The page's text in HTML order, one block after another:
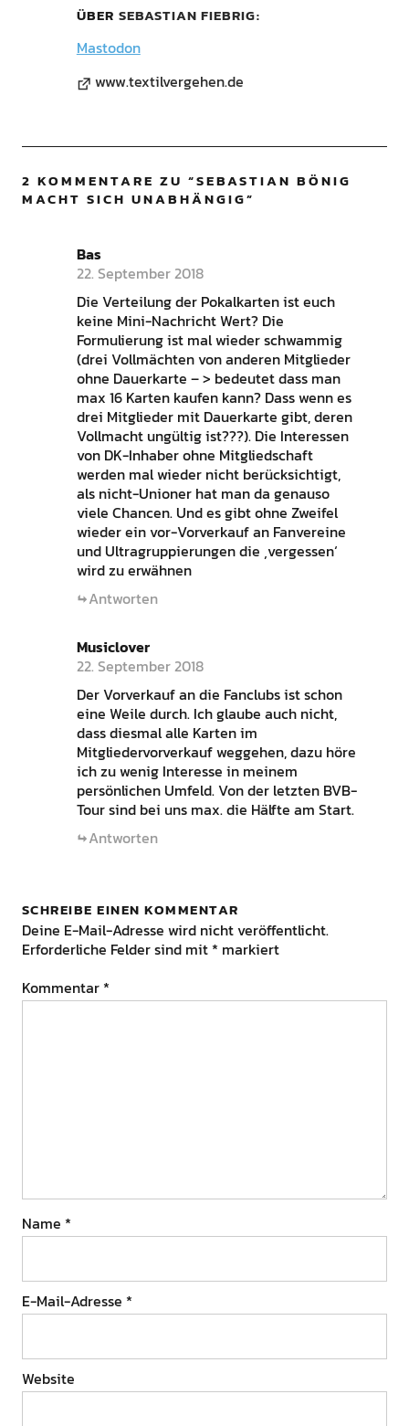
ÜBER SEBASTIAN FIEBRIG
Mastodon
www.textilvergehen.de
2 KOMMENTARE ZU “SEBASTIAN BÖNIG
MACHT SICH UNABHÄNGIG”
Bas
22. September 2018
Die Verteilung der Pokalkarten ist euch
keine Mini-Nachricht Wert? Die
Formulierung ist mal wieder schwammig
(drei Vollmächten von anderen Mitglieder
ohne Dauerkarte – > bedeutet dass man
max 16 Karten kaufen kann? Dass wenn es
drei Mitglieder mit Dauerkarte gibt, deren
Vollmacht ungültig ist???). Die Interessen
von DK-Inhaber ohne Mitgliedschaft
werden mal wieder nicht berücksichtigt,
als nicht-Unioner hat man da genauso
viele Chancen. Und es gibt ohne Zweifel
wieder ein vor-Vorverkauf an Fanvereine
und Ultragruppierungen die ‚vergessen‘
wird zu erwähnen
Antworten
Musiclover
22. September 2018
Der Vorverkauf an die Fanclubs ist schon
eine Weile durch. Ich glaube auch nicht,
dass diesmal alle Karten im
Mitgliedervorverkauf weggehen, dazu höre
ich zu wenig Interesse in meinem
persönlichen Umfeld. Von der letzten BVB-
Tour sind bei uns max. die Hälfte am Start.
Antworten
SCHREIBE EINEN KOMMENTAR
Deine E-Mail-Adresse wird nicht veröffentlicht.
Erforderliche Felder sind mit * markiert
Kommentar *
Name *
E-Mail-Adresse *
Website